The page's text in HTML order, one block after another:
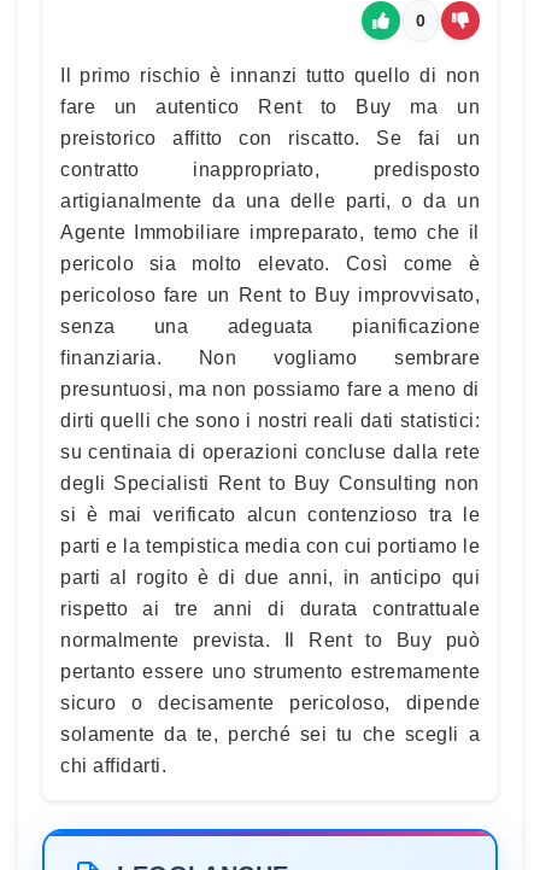
0
Il primo rischio è innanzi tutto quello di non
fare un autentico Rent to Buy ma un
preistorico affitto con riscatto. Se fai un
contratto inappropriato, predisposto
artigianalmente da una delle parti, o da un
Agente Immobiliare impreparato, temo che il
pericolo sia molto elevato. Così come è
pericoloso fare un Rent to Buy improvvisato,
senza una adeguata pianificazione
finanziaria. Non vogliamo sembrare
presuntuosi, ma non possiamo fare a meno di
dirti quelli che sono i nostri reali dati statistici:
su centinaia di operazioni concluse dalla rete
degli Specialisti Rent to Buy Consulting non
si è mai verificato alcun contenzioso tra le
parti e la tempistica media con cui portiamo le
parti al rogito è di due anni, in anticipo qui
rispetto ai tre anni di durata contrattuale
normalmente prevista. Il Rent to Buy può
pertanto essere uno strumento estremamente
sicuro o decisamente pericoloso, dipende
solamente da te, perché sei tu che scegli a
chi affidarti.